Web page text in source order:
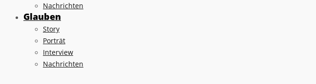
Nachrichten
Glauben
Story
Porträt
Interview
Nachrichten